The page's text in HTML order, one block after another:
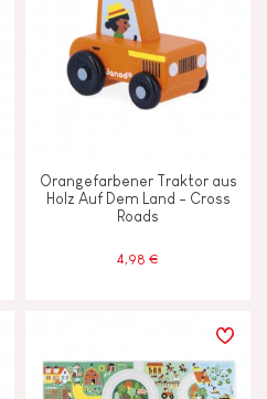
Orangefarbener Traktor aus
Holz Auf Dem Land - Cross
Roads
4,98 €